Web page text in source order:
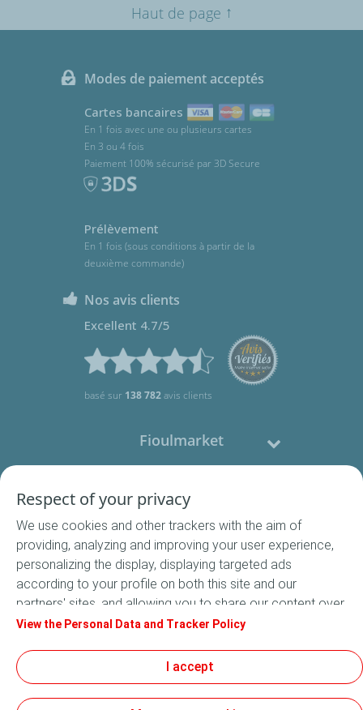
Haut de page ↑
Modes de paiement acceptés
Cartes bancaires
En 1 fois avec une ou plusieurs cartes
En 3 ou 4 fois
Paiement 100% sécurisé par 3D Secure
Prélèvement
En 1 fois (sous conditions à partir de la
deuxième commande)
Nos avis clients
Excellent 4.7/5
basé sur 138 782avis clients
Fioulmarket
Nous contacter
Suivez-nous
Conditions Générales de Vente
Respect of your privacy
We use cookies and other trackers with the aim of
providing, analyzing and improving your user experience,
personalizing the display, displaying targeted ads
according to your profile on both this site and our
partners' sites, and allowing you to share our content over
social media. In accordance with French legislation,
default. You can change your cookie settings at any time
by clicking on the "Manage my cookies" button. By clicking
on the "Accept" button, you agree that we may store all
View the Personal Data and Tracker Policy
I accept